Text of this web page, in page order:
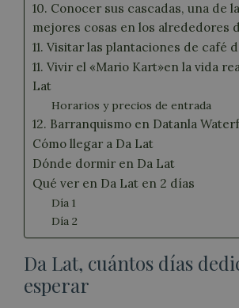
10. Conocer sus cascadas, una de
mejores cosas en los alrededores
11. Visitar las plantaciones de café
11. Vivir el «Mario Kart»en la vida
Lat
Horarios y precios de entrada
12. Barranquismo en Datanla
Cómo llegar a Da Lat
Dónde dormir en Da Lat
Qué ver en Da Lat en 2 días
Día 1
Día 2
Da Lat, cuántos días
esperar